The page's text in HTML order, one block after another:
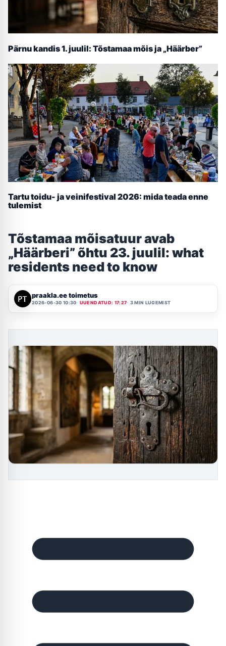
Pärnu kandis 1. juulil: Tõstamaa mõis ja „Häärber”
Tartu toidu- ja veinifestival 2026: mida teada enne
tulemist
Tõstamaa mõisatuur avab
„Häärberi” õhtu 23. juulil: what
residents need to know
praakla.ee toimetus
2026-06-30 10:30 UUENDATUD: 17:27 3 MIN LUGEMIST